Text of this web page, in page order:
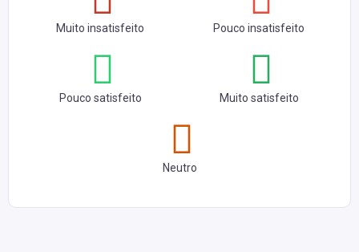
Muito insatisfeito Pouco insatisfeito
Neutro
Pouco satisfeito Muito satisfeito